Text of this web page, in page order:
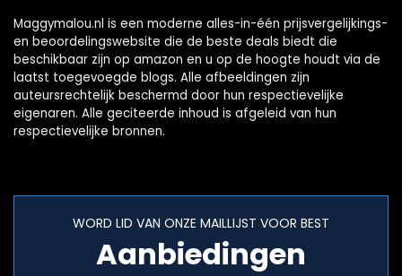
Maggymalou.nl is een moderne alles-in-één prijsvergelijkings-
en beoordelingswebsite die de beste deals biedt die
beschikbaar zijn op amazon en u op de hoogte houdt via de
laatst toegevoegde blogs. Alle afbeeldingen zijn
auteursrechtelijk beschermd door hun respectievelijke
eigenaren. Alle geciteerde inhoud is afgeleid van hun
respectievelijke bronnen.
WORD LID VAN ONZE MAILLIJST VOOR BEST
Aanbiedingen